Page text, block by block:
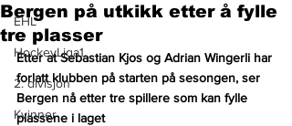
EHL
HockeyLiga1
2. divisjon
Kvinner
Bergen på utkikk etter å fylle
tre plasser
Etter at Sebastian Kjos og Adrian Wingerli har
forlatt klubben på starten på sesongen, ser
Bergen nå etter tre spillere som kan fylle
plassene i laget